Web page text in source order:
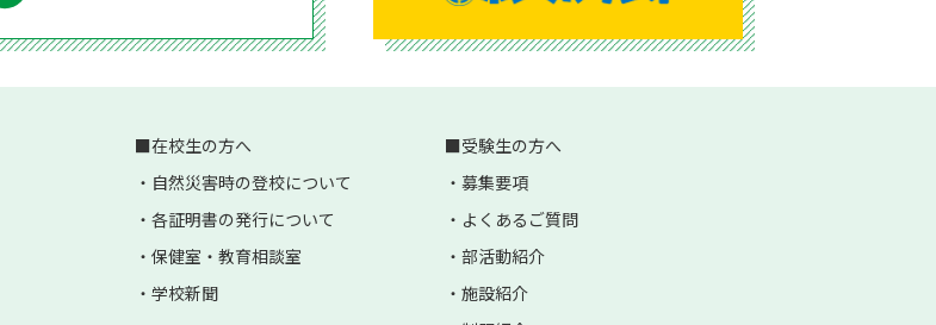
在校生の方へ
自然災害時の登校について
各証明書の発行について
保健室・教育相談室
学校新聞
受験生の方へ
募集要項
よくあるご質問
部活動紹介
施設紹介